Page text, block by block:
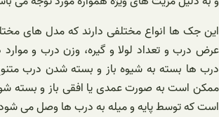
این جک ها انواع مختلفی دارند که مدل های
عرض درب و تعداد لولا و گیره، وزن درب و موارد
درب ها بسته به شیوه باز و بسته شدن درب
ممکن است به صورت عمدی یا افقی باز و بسته
است که توسط پایه و میله به درب ها وصل می